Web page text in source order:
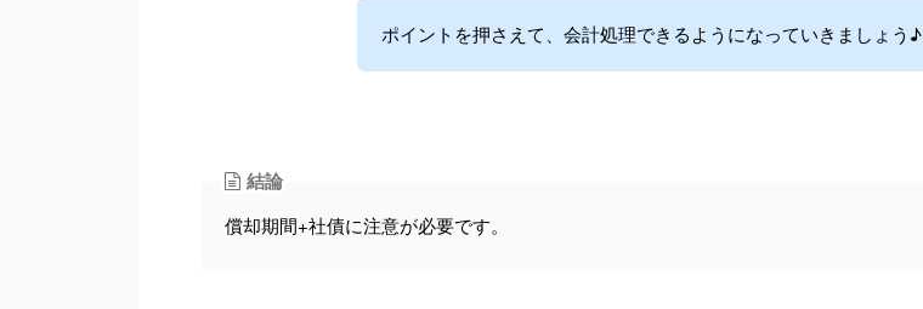
ポイントを押さえて、会計処理できるようになっていきましょう♪
結論
償却期間+社債に注意が必要です。